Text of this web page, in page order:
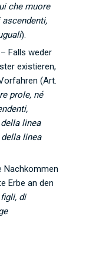
che muore
).
– Falls weder
existieren,
(Art.
prole, né
linea
linea
Nachkommen
Erbe an den
di